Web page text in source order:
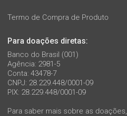
Termo de Compra de Produto
Para doações diretas:
Banco do Brasil (001)
Agência: 2981-5
Conta: 43478-7
CNPJ: 28.229.448/0001-09
PIX: 28.229.448/0001-09
Para saber mais sobre as doações,